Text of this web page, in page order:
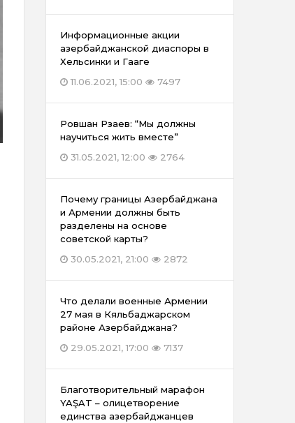
Информационные акции
азербайджанской диаспоры в
Хельсинки и Гааге
11.06.2021, 15:00
7497
Ровшан Рзаев: “Мы должны
научиться жить вместе”
31.05.2021, 12:00
2764
Почему границы Азербайджана
и Армении должны быть
разделены на основе
советской карты?
30.05.2021, 21:00
2872
Что делали военные Армении
27 мая в Кяльбаджарском
районе Азербайджана?
29.05.2021, 17:00
7137
Благотворительный марафон
YAŞAT – олицетворение
единства азербайджанцев